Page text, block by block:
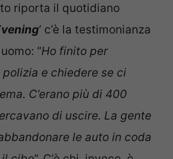
riporta il quotidiano
‘ c’è la testimonianza
“Ho finito per
e chiedere se ci
C’erano più di 400
di uscire. La gente
le auto in coda